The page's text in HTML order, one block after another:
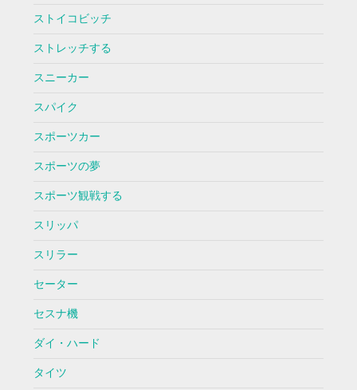
ストイコビッチ
ストレッチする
スニーカー
スパイク
スポーツカー
スポーツの夢
スポーツ観戦する
スリッパ
スリラー
セーター
セスナ機
ダイ・ハード
タイツ